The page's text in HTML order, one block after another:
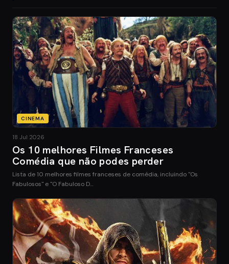
CINEMA
18 Jul 2026
Os 10 melhores Filmes Franceses
Comédia que não podes perder
Lista de 10 melhores filmes franceses de comédia, incluindo "Os
Fabulosos" e "O Fabuloso D…